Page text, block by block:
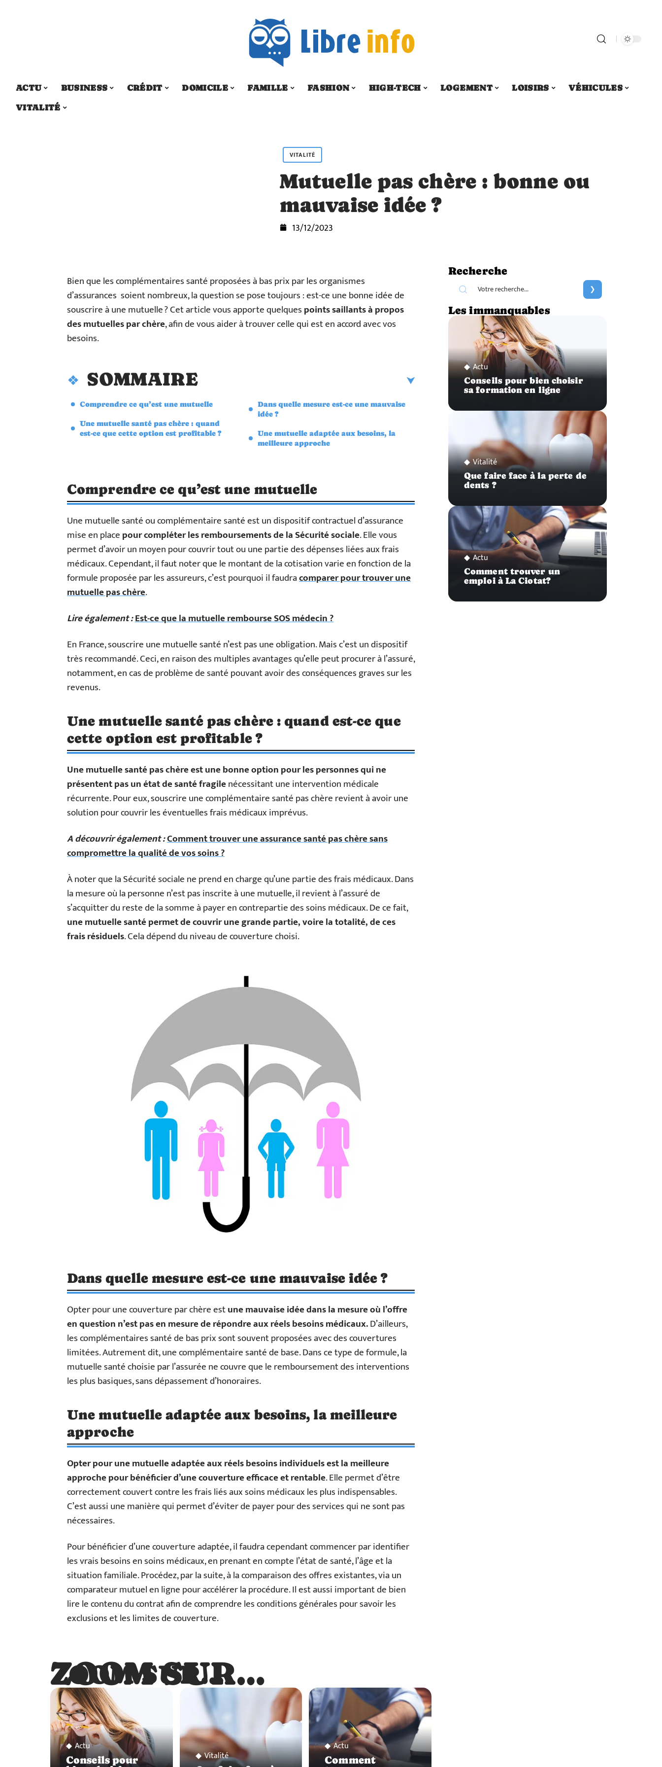
ACTU BUSINESS CRÉDIT DOMICILE FAMILLE FASHION HIGH-TECH LOGEMENT LOISIRS
VÉHICULES
VITALITÉ
VITALITÉ
Mutuelle pas chère : bonne ou
mauvaise idée ?
13/12/2023
Bien que les complémentaires santé proposées à bas prix par les organismes
d’assurances soient nombreux, la question se pose toujours : est-ce une bonne idée de
souscrire à une mutuelle ? Cet article vous apporte quelquespoints saillants à propos
des mutuelles par chère, afin de vous aider à trouver celle qui est en accord avec vos
besoins.
SOMMAIRE
Comprendre ce qu’est une mutuelle
Une mutuelle santé pas chère : quand
est-ce que cette option est profitable ?
Dans quelle mesure est-ce une mauvaise
idée ?
Une mutuelle adaptée aux besoins, la
meilleure approche
Comprendre ce qu’est une mutuelle
Une mutuelle santé ou complémentaire santé est un dispositif contractuel d’assurance
mise en placepour compléter les remboursements de la Sécurité sociale. Elle vous
permet d’avoir un moyen pour couvrir tout ou une partie des dépenses liées aux frais
médicaux. Cependant, il faut noter que le montant de la cotisation varie en fonction de la
formule proposée par les assureurs, c’est pourquoi il faudracomparer pour trouver une
mutuelle pas chère.
Lire également :Est-ce que la mutuelle rembourse SOS médecin ?
En France, souscrire une mutuelle santé n’est pas une obligation. Mais c’est un dispositif
très recommandé. Ceci, en raison des multiples avantages qu’elle peut procurer à l’assuré,
notamment, en cas de problème de santé pouvant avoir des conséquences graves sur les
revenus.
Une mutuelle santé pas chère : quand est-ce que
cette option est profitable ?
Une mutuelle santé pas chère est une bonne option pour les personnes qui ne
présentent pas un état de santé fragilenécessitant une intervention médicale
récurrente. Pour eux, souscrire une complémentaire santé pas chère revient à avoir une
solution pour couvrir les éventuelles frais médicaux imprévus.
A découvrir également :Comment trouver une assurance santé pas chère sans
compromettre la qualité de vos soins ?
À noter que la Sécurité sociale ne prend en charge qu’une partie des frais médicaux. Dans
la mesure où la personne n’est pas inscrite à une mutuelle, il revient à l’assuré de
s’acquitter du reste de la somme à payer en contrepartie des soins médicaux. De ce fait,
une mutuelle santé permet de couvrir une grande partie, voire la totalité, de ces
frais résiduels. Cela dépend du niveau de couverture choisi.
Dans quelle mesure est-ce une mauvaise idée ?
Opter pour une couverture par chère estune mauvaise idée dans la mesure où l’offre
en question n’est pas en mesure de répondre aux réels besoins médicaux.D’ailleurs,
les complémentaires santé de bas prix sont souvent proposées avec des couvertures
limitées. Autrement dit, une complémentaire santé de base. Dans ce type de formule, la
mutuelle santé choisie par l’assurée ne couvre que le remboursement des interventions
les plus basiques, sans dépassement d’honoraires.
Une mutuelle adaptée aux besoins, la meilleure
approche
Opter pour une mutuelle adaptée aux réels besoins individuels est la meilleure
approche pour bénéficier d’une couverture efficace et rentable. Elle permet d’être
correctement couvert contre les frais liés aux soins médicaux les plus indispensables.
C’est aussi une manière qui permet d’éviter de payer pour des services qui ne sont pas
nécessaires.
Pour bénéficier d’une couverture adaptée, il faudra cependant commencer par identifier
les vrais besoins en soins médicaux, en prenant en compte l’état de santé, l’âge et la
situation familiale. Procédez, par la suite, à la comparaison des offres existantes, via un
comparateur mutuel en ligne pour accélérer la procédure. Il est aussi important de bien
lire le contenu du contrat afin de comprendre les conditions générales pour savoir les
exclusions et les limites de couverture.
ZOOM SUR…
ZOOM SUR…
Actu
Conseils pour
Vitalité
Actu
Comment
Recherche
Les immanquables
Actu
Conseils pour bien choisir
sa formation en ligne
Vitalité
Que faire face à la perte de
dents ?
Actu
Comment trouver un
emploi à La Ciotat?